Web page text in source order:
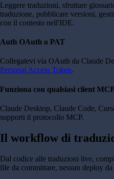
Leggere traduzioni, sfruttare
traduzione, pubblicare versioni,
con il contesto nell'IDE.
Auth OAuth o PAT
Collegatevi via OAuth da Claude
Personal Access Token.
Funziona con qualsiasi client
Claude Desktop, Claude Code,
supporti il protocollo MCP.
Il workflow di
Dal codice alle traduzioni live,
file da committare, nessun deploy da